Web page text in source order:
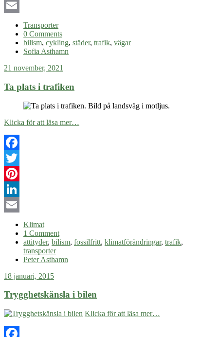
LinkedIn
Transporter
0 Comments
bilism, cykling, städer, trafik, vägar
Sofia Asthamn
21 november, 2021
Ta plats i trafiken
Klicka för att läsa mer…
Facebook
Twitter
Pinterest
LinkedIn
Klimat
1 Comment
attityder, bilism, fossilfritt, klimatförändringar, trafik,
transporter
Peter Asthamn
18 januari, 2015
Trygghetskänsla i bilen
Klicka för att läsa mer…